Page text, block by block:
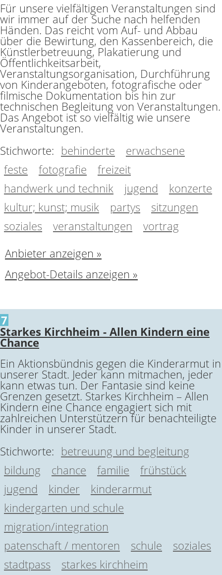
Für unsere vielfältigen Veranstaltungen sind
wir immer auf der Suche nach helfenden
Händen. Das reicht vom Auf- und Abbau
über die Bewirtung, den Kassenbereich, die
Künstlerbetreuung, Plakatierung und
Öffentlichkeitsarbeit,
Veranstaltungsorganisation, Durchführung
von Kinderangeboten, fotografische oder
filmische Dokumentation bis hin zur
technischen Begleitung von Veranstaltungen.
Das Angebot ist so vielfältig wie unsere
Veranstaltungen.
Stichworte: behinderte
erwachsene
feste
fotografie
freizeit
handwerk und technik
jugend
konzerte
kultur; kunst; musik
partys
sitzungen
soziales
veranstaltungen
vortrag
Anbieter anzeigen »
Angebot-Details anzeigen »
7
Starkes Kirchheim - Allen Kindern eine
Chance
Ein Aktionsbündnis gegen die Kinderarmut in
unserer Stadt. Jeder kann mitmachen, jeder
kann etwas tun. Der Fantasie sind keine
Grenzen gesetzt. Starkes Kirchheim – Allen
Kindern eine Chance engagiert sich mit
zahlreichen Unterstützern für benachteiligte
Kinder in unserer Stadt.
Stichworte: betreuung und begleitung
bildung
chance familie
frühstück
jugend
kinder
kinderarmut
kindergarten und schule
migration/integration
patenschaft / mentoren
schule
soziales
stadtpass
starkes kirchheim